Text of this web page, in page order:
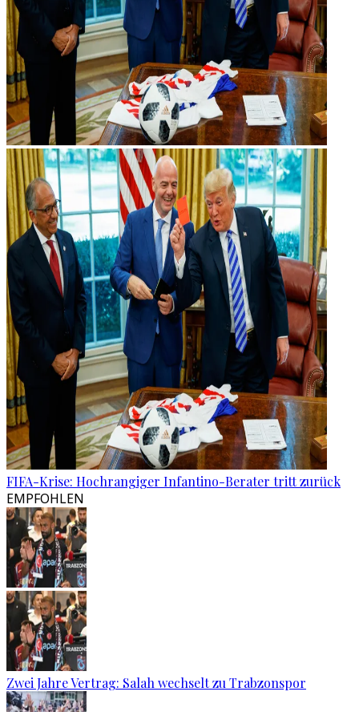
FIFA-Krise: Hochrangiger Infantino-Berater tritt zurück
EMPFOHLEN
Zwei Jahre Vertrag: Salah wechselt zu Trabzonspor